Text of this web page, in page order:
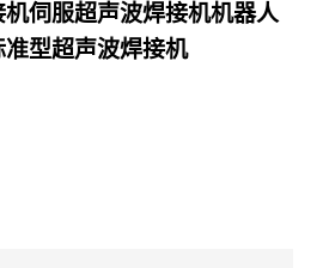
伺服超声波焊接机机器人
型超声波焊接机